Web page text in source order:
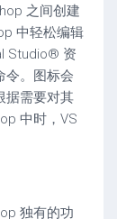
之间创建
中轻松编辑
Studio® 资
令。图标会
据需要对其
中时，VS
独有的功